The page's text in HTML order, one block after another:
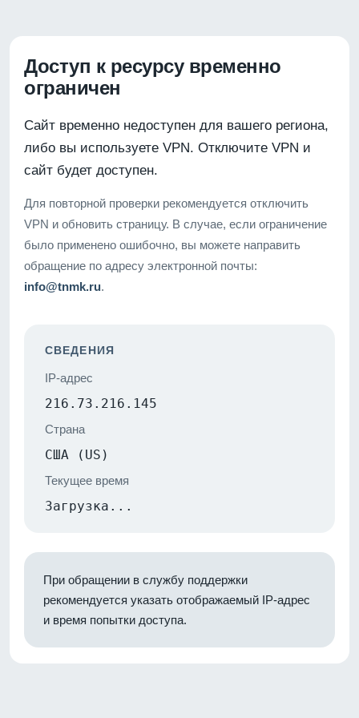
Доступ к ресурсу временно
ограничен
Сайт временно недоступен для вашего региона,
либо вы используете VPN. Отключите VPN и
сайт будет доступен.
Для повторной проверки рекомендуется отключить
VPN и обновить страницу. В случае, если ограничение
было применено ошибочно, вы можете направить
обращение по адресу электронной почты:
info@tnmk.ru.
СВЕДЕНИЯ
IP-адрес
216.73.216.145
Страна
США (US)
Текущее время
Загрузка...
При обращении в службу поддержки
рекомендуется указать отображаемый IP-адрес
и время попытки доступа.